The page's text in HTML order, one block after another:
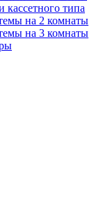
кассетного типа
на 2 комнаты
на 3 комнаты